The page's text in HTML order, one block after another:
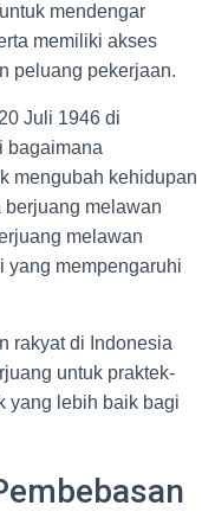
mendengar
memiliki akses
peluang pekerjaan.
Juli 1946 di
bagaimana
mengubah kehidupan
berjuang melawan
melawan
yang mempengaruhi
rakyat di Indonesia
untuk praktek-
yang lebih baik bagi